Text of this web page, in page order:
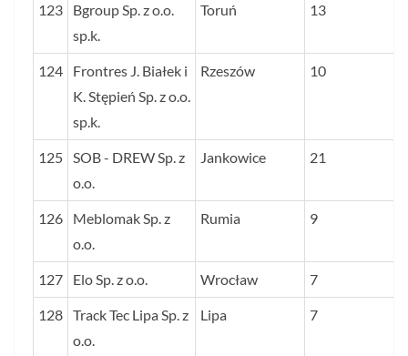
123
Bgroup Sp. z o.o.
sp.k.
Toruń 13
124
Frontres J. Białek i
K. Stępień Sp. z o.o.
sp.k.
Rzeszów 10
125 SOB - DREW Sp. z
o.o.
Jankowice 21
126
Meblomak Sp. z
o.o.
Rumia 9
127 Elo Sp. z o.o. Wrocław 7
128 Track Tec Lipa Sp. z
o.o.
Lipa 7